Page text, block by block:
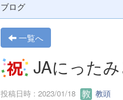
ブログ
一覧へ
JAにった
投稿日時 : 2023/01/18 教頭